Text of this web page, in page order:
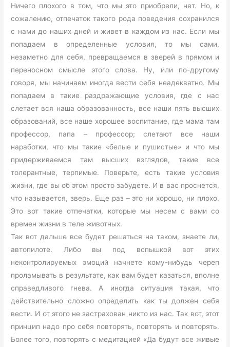
Ничего плохого в том, что мы это приобрели, нет. Но, к
сожалению, отпечаток такого рода поведения сохранился
с нами до наших дней и живет в каждом из нас. Если мы
попадаем в определенные условия, то мы сами,
незаметно для себя, превращаемся в зверей в прямом и
переносном смысле этого слова. Ну, или по-другому
говоря, мы начинаем иногда вести себя неадекватно. Мы
попадаем в такие раздражающие условия, где с нас
слетает вся наша образованность, все наши пять высших
образований, все наше хорошее воспитание, где мама там
профессор, папа – профессор; слетают все наши
наработки, что мы такие «белые и пушистые» и что мы
придерживаемся там высших взглядов, такие все
толерантные, терпимые. Поверьте, есть такие условия
жизни, где вы об этом просто забудете. И в вас проснется,
что называется, зверь. Еще раз – это ни хорошо, ни плохо.
Это вот такие отпечатки, которые мы несем с вами со
времен жизни в теле животных.
Так вот дальше все будет решаться на таком, знаете ли,
автопилоте. Либо вы под вспышкой вот этих
неконтролируемых эмоций начнете кому-нибудь череп
проламывать в результате, как вам будет казаться, вполне
справедливого гнева. А иногда ситуация такая, что
действительно сложно определить как ты должен себя
вести. И от этого не застрахован никто из нас. Так вот, этот
принцип надо про себя повторять, повторять и повторять.
Более того, повторять с медитацией «Да будут все живые